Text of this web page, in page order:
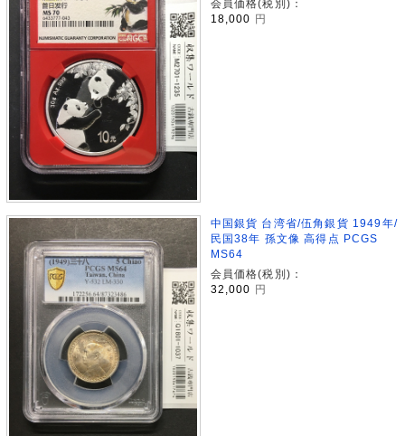
会員価格(税別)：
18,000
円
中国銀貨 台湾省/伍角銀貨 1949年/
民国38年 孫文像 高得点 PCGS
MS64
会員価格(税別)：
32,000 円